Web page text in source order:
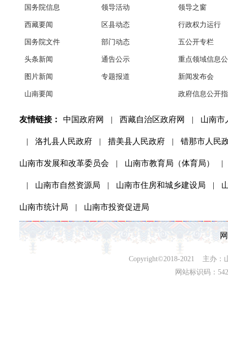
国务院信息
西藏要闻
国务院文件
头条新闻
图片新闻
山南要闻
领导活动
区县动态
部门动态
通告公示
专题报道
领导之窗
行政权力运行
五公开专栏
重点领域信息
新闻发布会
政府信息公开
友情链接： 中国政府网 | 西藏自治区政府网 | 山南市
| 洛扎县人民政府 | 措美县人民政府 | 错那市人民
山南市发展和改革委员会 | 山南市教育局（体育局） |
| 山南市自然资源局 | 山南市住房和城乡建设局 |
山南市统计局 | 山南市投资促进局
Copyright©2018-2021 主办：
网站标识码：